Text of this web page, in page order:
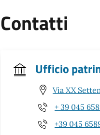
Contatti
Ufficio
Via XX
+ 39 045
+39 045